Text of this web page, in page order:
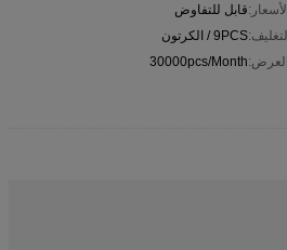
قابل للتفاوض
9PCS / الكرتون
30000pcs/Month